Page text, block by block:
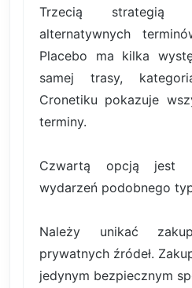
Trzecią strategią
alternatywnych
Placebo ma kilka
samej trasy,
Cronetiku pokazuje
terminy.
Czwartą opcją jest
wydarzeń podobnego
Należy unikać
prywatnych źródeł.
jedynym bezpiecznym